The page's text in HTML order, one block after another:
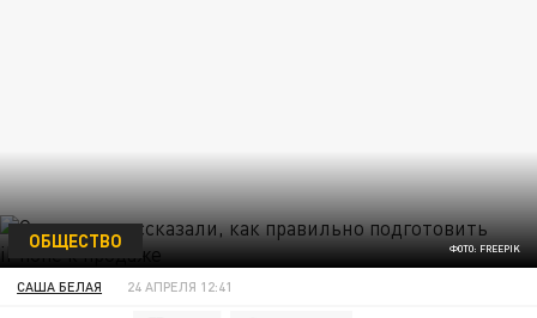
ФОТО: FREEPIK
ОБЩЕСТВО
САША БЕЛАЯ 24 АПРЕЛЯ 12:41